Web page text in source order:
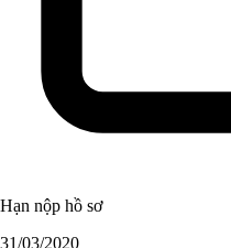
Hạn nộp hồ sơ
31/03/2020